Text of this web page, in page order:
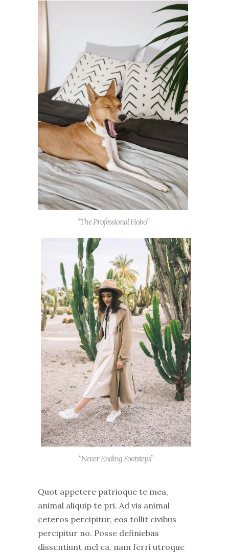
“The Professional Hobo”
“Never Ending Footsteps”
Quot appetere patrioque te mea,
animal aliquip te pri. Ad vis animal
ceteros percipitur, eos tollit civibus
percipitur no. Posse definiebas
dissentiunt mel ea, nam ferri utroque